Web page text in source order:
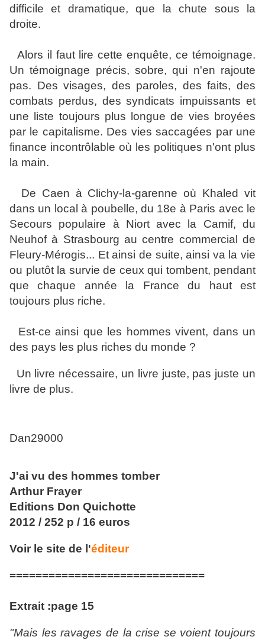
difficile et dramatique, que la chute sous la
droite.
Alors il faut lire cette enquête, ce témoignage.
Un témoignage précis, sobre, qui n'en rajoute
pas. Des visages, des paroles, des faits, des
combats perdus, des syndicats impuissants et
une liste toujours plus longue de vies broyées
par le capitalisme. Des vies saccagées par une
finance incontrôlable où les politiques n'ont plus
la main.
De Caen à Clichy-la-garenne où Khaled vit
dans un local à poubelle, du 18e à Paris avec le
Secours populaire à Niort avec la Camif, du
Neuhof à Strasbourg au centre commercial de
Fleury-Mérogis... Et ainsi de suite, ainsi va la vie
ou plutôt la survie de ceux qui tombent, pendant
que chaque année la France du haut est
toujours plus riche.
Est-ce ainsi que les hommes vivent, dans un
des pays les plus riches du monde ?
Un livre nécessaire, un livre juste, pas juste un
livre de plus.
Dan29000
J'ai vu des hommes tomber
Arthur Frayer
Editions Don Quichotte
2012 / 252 p / 16 euros
Voir le site de l'éditeur
==============================
Extrait :page 15
"Mais les ravages de la crise se voient toujours